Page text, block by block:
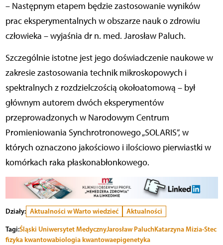
– Następnym etapem będzie zastosowanie wyników
prac eksperymentalnych w obszarze nauk o zdrowiu
człowieka – wyjaśnia dr n. med. Jarosław Paluch.
Szczególnie istotne jest jego doświadczenie naukowe w
zakresie zastosowania technik mikroskopowych i
spektralnych z rozdzielczością okołoatomową – był
głównym autorem dwóch eksperymentów
przeprowadzonych w Narodowym Centrum
Promieniowania Synchrotronowego „SOLARIS”, w
których oznaczono jakościowo i ilościowo pierwiastki w
komórkach raka płaskonabłonkowego.
Działy: Aktualności w Warto wiedzieć
Aktualności
Tagi:Śląski Uniwersytet MedycznyJarosław PaluchKatarzyna Mizia-Stec
fizyka kwantowabiologia kwantowaepigenetyka